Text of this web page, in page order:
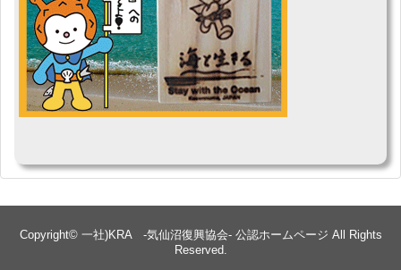
Copyright© 一社)KRA -気仙沼復興協会- 公認ホームページ All Rights
Reserved.